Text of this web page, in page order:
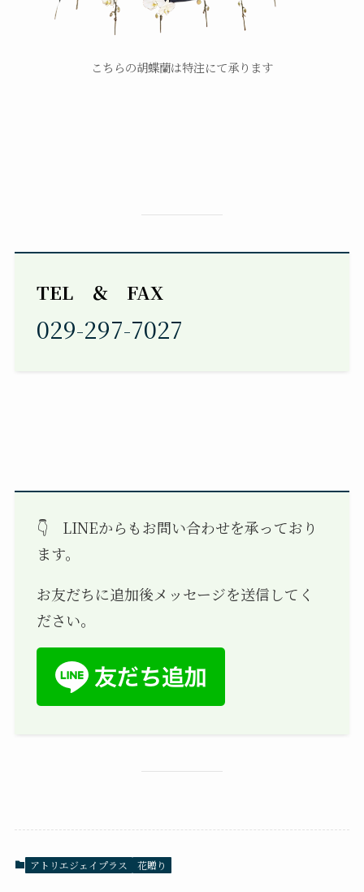
こちらの胡蝶蘭は特注にて承ります
TEL ＆ FAX
029-297-7027
👇 LINEからもお問い合わせを承っており
ます。
お友だちに追加後メッセージを送信してく
ださい。
アトリエジェイプラス 花贈り